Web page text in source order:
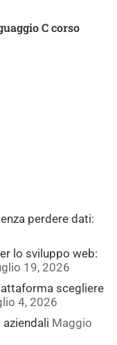
C corso
perdere dati:
lo sviluppo web:
19, 2026
scegliere
4, 2026
aziendali Maggio